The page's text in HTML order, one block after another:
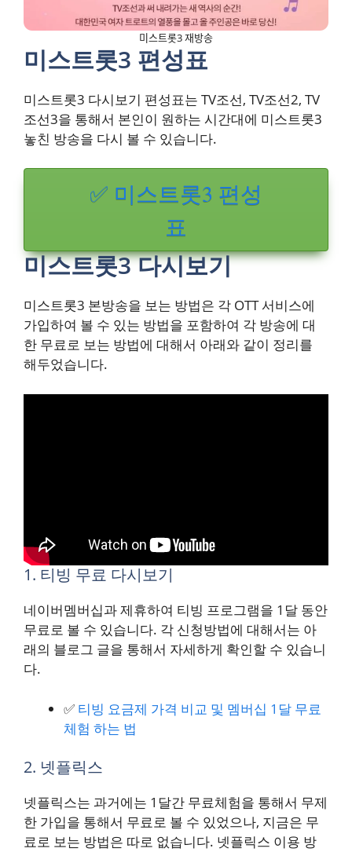
미스트롯3 재방송
미스트롯3 편성표
미스트롯3 다시보기 편성표는 TV조선, TV조선2, TV
조선3을 통해서 본인이 원하는 시간대에 미스트롯3
놓친 방송을 다시 볼 수 있습니다.
✅ 미스트롯3 편성
표
미스트롯3 다시보기
미스트롯3 본방송을 보는 방법은 각 OTT 서비스에
가입하여 볼 수 있는 방법을 포함하여 각 방송에 대
한 무료로 보는 방법에 대해서 아래와 같이 정리를
해두었습니다.
1. 티빙 무료 다시보기
네이버멤버십과 제휴하여 티빙 프로그램을 1달 동안
무료로 볼 수 있습니다. 각 신청방법에 대해서는 아
래의 블로그 글을 통해서 자세하게 확인할 수 있습니
다.
✅ 티빙 요금제 가격 비교 및 멤버십 1달 무료
체험 하는 법
2. 넷플릭스
넷플릭스는 과거에는 1달간 무료체험을 통해서 무제
한 가입을 통해서 무료로 볼 수 있었으나, 지금은 무
료로 보는 방법은 따로 없습니다. 넷플릭스 이용 방